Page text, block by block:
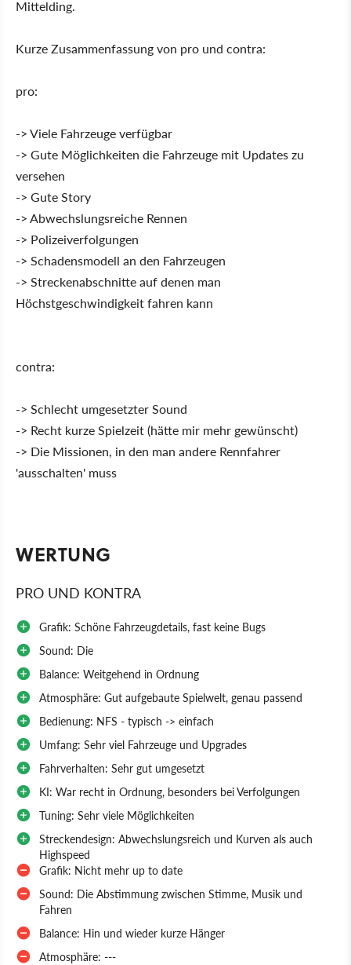
Mittelding.
Kurze Zusammenfassung von pro und contra:
pro:
-> Viele Fahrzeuge verfügbar
-> Gute Möglichkeiten die Fahrzeuge mit Updates zu
versehen
-> Gute Story
-> Abwechslungsreiche Rennen
-> Polizeiverfolgungen
-> Schadensmodell an den Fahrzeugen
-> Streckenabschnitte auf denen man
Höchstgeschwindigkeit fahren kann
contra:
-> Schlecht umgesetzter Sound
-> Recht kurze Spielzeit (hätte mir mehr gewünscht)
-> Die Missionen, in den man andere Rennfahrer
'ausschalten' muss
WERTUNG
PRO UND KONTRA
Grafik: Schöne Fahrzeugdetails, fast keine Bugs
Sound: Die
Balance: Weitgehend in Ordnung
Atmosphäre: Gut aufgebaute Spielwelt, genau passend
Bedienung: NFS - typisch -> einfach
Umfang: Sehr viel Fahrzeuge und Upgrades
Fahrverhalten: Sehr gut umgesetzt
KI: War recht in Ordnung, besonders bei Verfolgungen
Tuning: Sehr viele Möglichkeiten
Streckendesign: Abwechslungsreich und Kurven als auch
Highspeed
Grafik: Nicht mehr up to date
Sound: Die Abstimmung zwischen Stimme, Musik und
Fahren
Balance: Hin und wieder kurze Hänger
Atmosphäre: ---